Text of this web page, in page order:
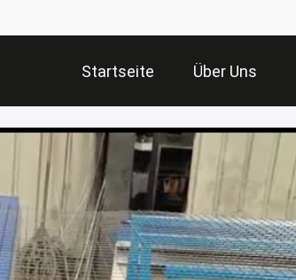
Startseite Über Uns